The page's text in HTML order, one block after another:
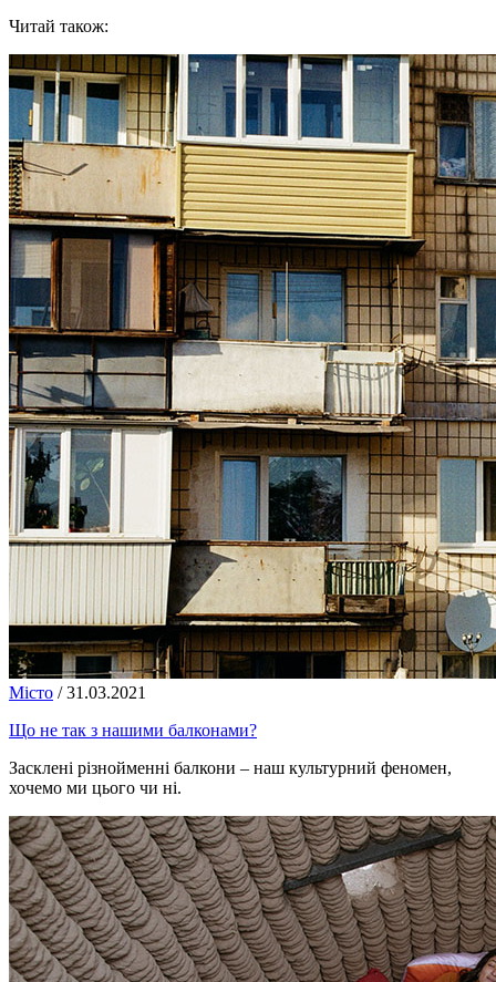
Читай також:
Місто / 31.03.2021
Що не так з нашими балконами?
Засклені різнойменні балкони – наш культурний феномен,
хочемо ми цього чи ні.